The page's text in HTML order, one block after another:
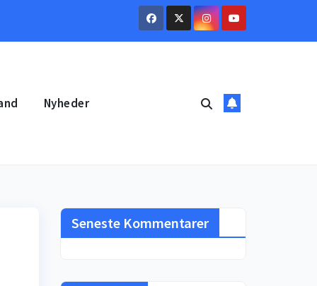
Nyheder
Seneste Kommentarer